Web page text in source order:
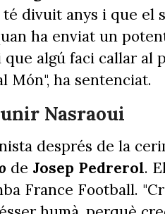
divuit anys i que el
ha enviat un
algú faci callar al
Món", ha sentenciat.
Nasraoui
després de la
de Josep Pedrerol.
France Football.